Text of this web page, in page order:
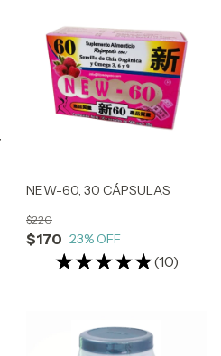
NEW-60, 30 CÁPSULAS
$170
$220
23% OFF
(10)